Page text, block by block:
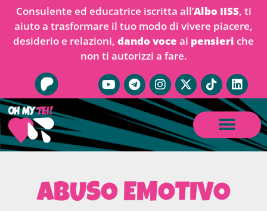
Consulente ed educatrice iscritta all’Albo IISS, ti
aiuto a trasformare il tuo modo di vivere piacere,
desiderio e relazioni, dando voce ai pensieri che
non ti autorizzi a fare.
ABUSO EMOTIVO